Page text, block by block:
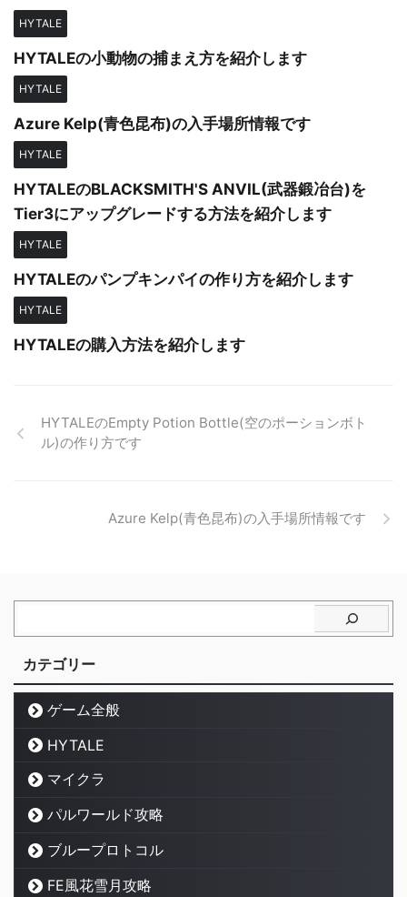
HYTALE
HYTALEの小動物の捕まえ方を紹介します
HYTALE
Azure Kelp(青色昆布)の入手場所情報です
HYTALE
HYTALEのBLACKSMITH'S ANVIL(武器鍛冶台)を
Tier3にアップグレードする方法を紹介します
HYTALE
HYTALEのパンプキンパイの作り方を紹介します
HYTALE
HYTALEの購入方法を紹介します
HYTALEのEmpty Potion Bottle(空のポーションボト
ル)の作り方です
Azure Kelp(青色昆布)の入手場所情報です
カテゴリー
ゲーム全般
HYTALE
マイクラ
パルワールド攻略
ブループロトコル
FE風花雪月攻略